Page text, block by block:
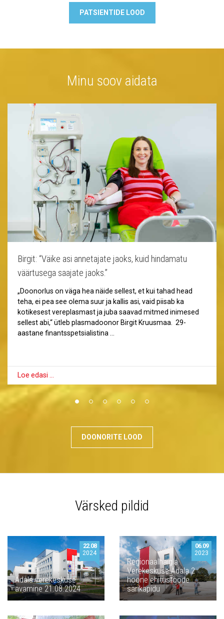
PATSIENTIDE LOOD
Minu soov aidata
Birgit: “Väike asi annetajate jaoks, kuid hindamatu
väärtusega saajate jaoks.”
„Doonorlus on väga hea näide sellest, et kui tahad head
teha, ei pea see olema suur ja kallis asi, vaid piisab ka
kotikesest vereplasmast ja juba saavad mitmed inimesed
sellest abi,“ ütleb plasmadoonor Birgit Kruusmaa. 29-
aastane finantsspetsialistina …
Loe edasi …
DOONORITE LOOD
Värsked pildid
Ädala verekeskuse
avamine 21.08.2024
22.08
2024
Regionaalhaigla
Verekeskuse Ädala 2
hoone ehitustööde
sarikapidu
06.09
2023